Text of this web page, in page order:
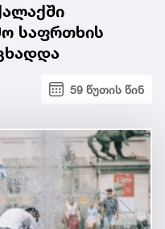
საფრთხის
59 წუთის წინ